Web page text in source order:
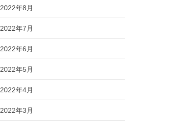
2022年8月
2022年7月
2022年6月
2022年5月
2022年4月
2022年3月